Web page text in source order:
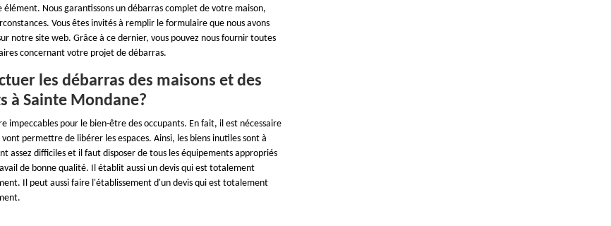
élément. Nous garantissons un débarras complet de votre maison,
Vous êtes invités à remplir le formulaire que nous avons
notre site web. Grâce à ce dernier, vous pouvez nous fournir toutes
concernant votre projet de débarras.
les débarras des maisons et des
à Sainte Mondane?
impeccables pour le bien-être des occupants. En fait, il est nécessaire
permettre de libérer les espaces. Ainsi, les biens inutiles sont à
assez difficiles et il faut disposer de tous les équipements appropriés
de bonne qualité. Il établit aussi un devis qui est totalement
Il peut aussi faire l'établissement d'un devis qui est totalement